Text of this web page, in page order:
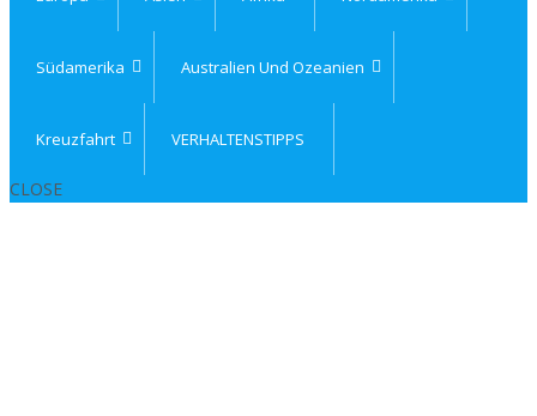
Südamerika Australien Und Ozeanien
Kreuzfahrt VERHALTENSTIPPS
CLOSE